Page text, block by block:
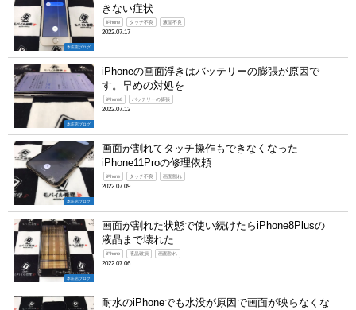
本庄店ブログ
きない症状
iPhone タッチ不良 液晶不良
2022.07.17
本庄店ブログ
iPhoneの画面浮きはバッテリーの膨張が原因で
す。早めの対処を
iPhone8 バッテリーの膨張
2022.07.13
本庄店ブログ
画面が割れてタッチ操作もできなくなった
iPhone11Proの修理依頼
iPhone タッチ不良 画面割れ
2022.07.09
本庄店ブログ
画面が割れた状態で使い続けたらiPhone8Plusの
液晶まで壊れた
iPhone 液晶破損 画面割れ
2022.07.06
耐水のiPhoneでも水没が原因で画面が映らなくな